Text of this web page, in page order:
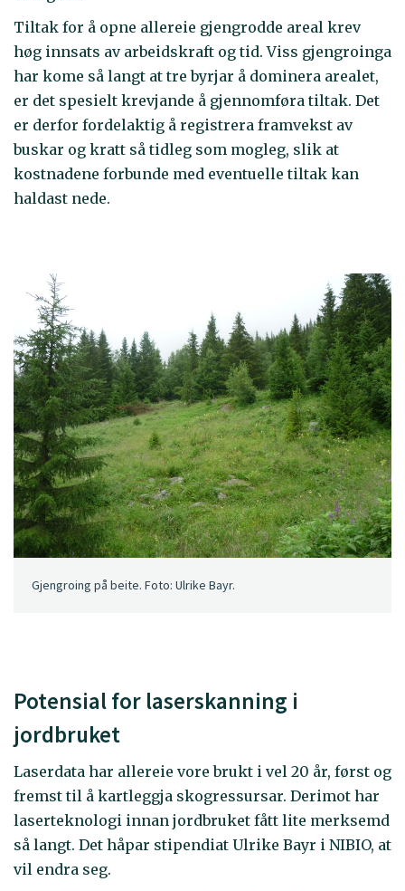
Tiltak for å opne allereie gjengrodde areal krev
høg innsats av arbeidskraft og tid. Viss gjengroinga
har kome så langt at tre byrjar å dominera arealet,
er det spesielt krevjande å gjennomføra tiltak. Det
er derfor fordelaktig å registrera framvekst av
buskar og kratt så tidleg som mogleg, slik at
kostnadene forbunde med eventuelle tiltak kan
haldast nede.
Gjengroing på beite. Foto: Ulrike Bayr.
Potensial for laserskanning i
jordbruket
Laserdata har allereie vore brukt i vel 20 år, først og
fremst til å kartleggja skogressursar. Derimot har
laserteknologi innan jordbruket fått lite merksemd
så langt. Det håpar stipendiat Ulrike Bayr i NIBIO, at
vil endra seg.